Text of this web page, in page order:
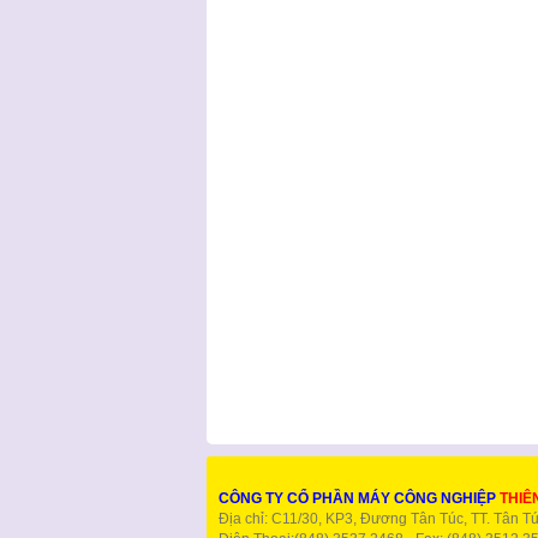
CÔNG TY CỔ PHẦN MÁY CÔNG NGHIỆP
Địa chỉ: C11/30, KP3, Đương Tân Túc, TT. Tân